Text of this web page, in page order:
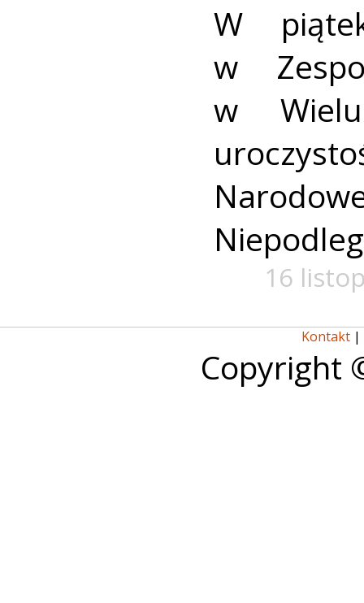
W
w
w
16
Kontakt |
Copyright